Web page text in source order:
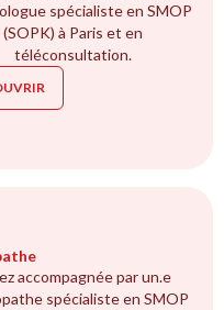
spécialiste en SMOP
(SOPK) à Paris et en
téléconsultation.
accompagnée par un.e
spécialiste en SMOP